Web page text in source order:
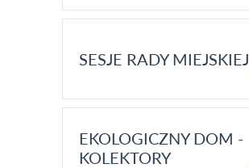
SESJE RADY MIEJSKIEJ
EKOLOGICZNY DOM -
KOLEKTORY